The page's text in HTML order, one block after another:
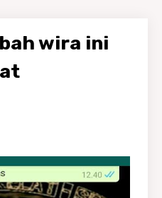
wira ini